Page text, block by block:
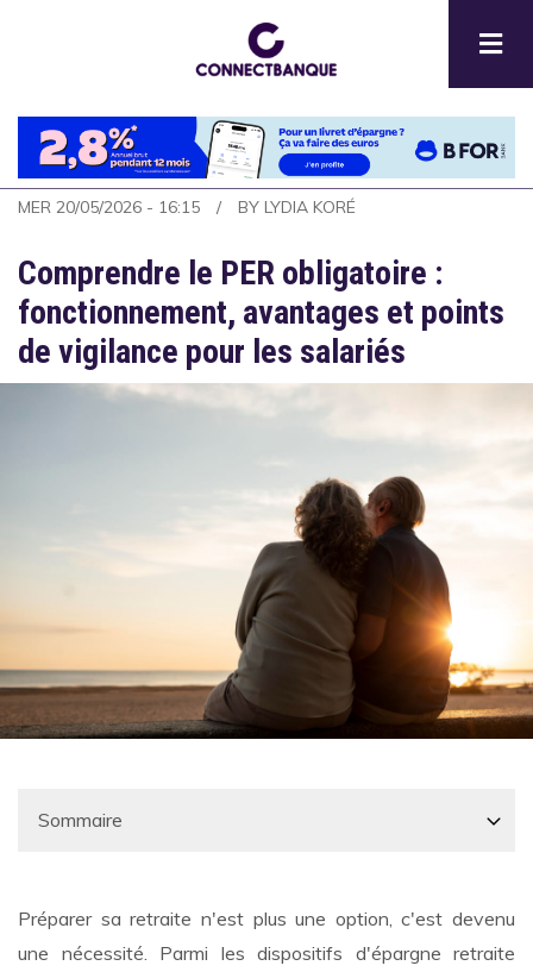
principal
MER 20/05/2026 - 16:15 BY LYDIA KORÉ
Comprendre le PER obligatoire :
fonctionnement, avantages et points
de vigilance pour les salariés
Préparer sa retraite n'est plus une option, c'est devenu
une nécessité. Parmi les dispositifs d'épargne retraite